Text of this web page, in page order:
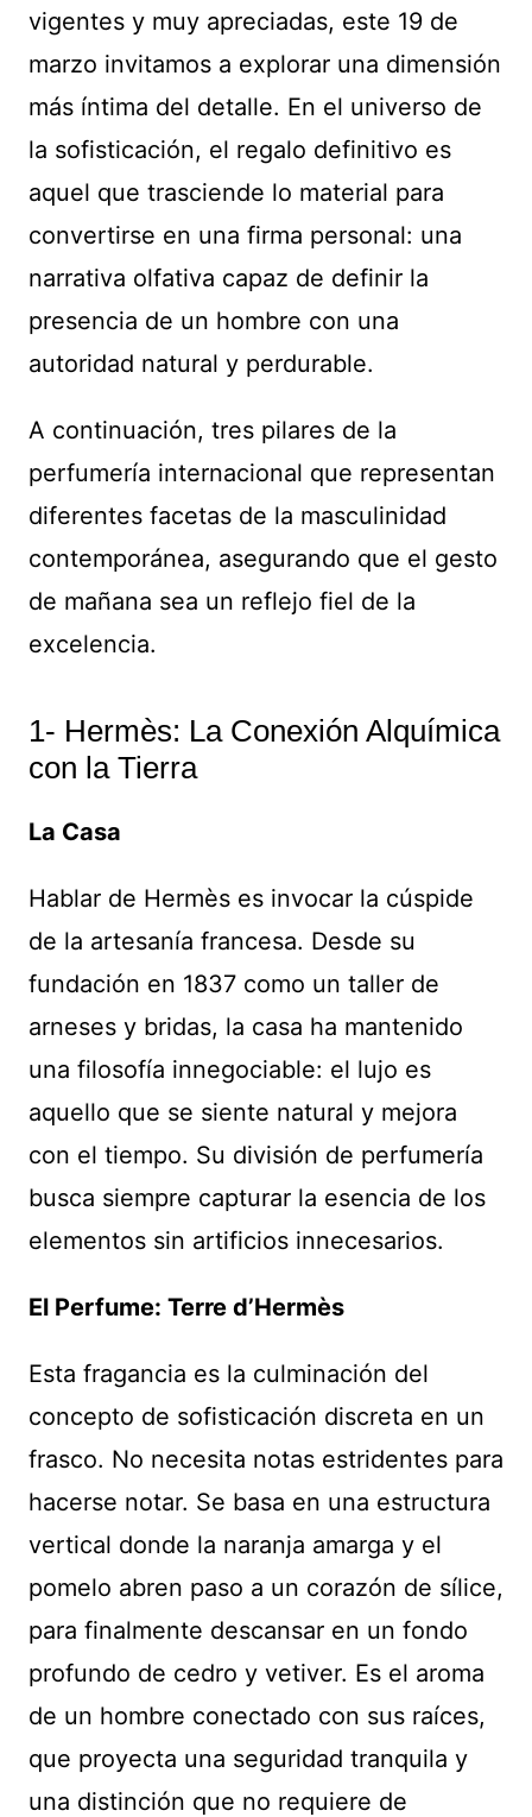
vigentes y muy apreciadas, este 19 de
marzo invitamos a explorar una dimensión
más íntima del detalle. En el universo de
la sofisticación, el regalo definitivo es
aquel que trasciende lo material para
convertirse en una firma personal: una
narrativa olfativa capaz de definir la
presencia de un hombre con una
autoridad natural y perdurable.
A continuación, tres pilares de la
perfumería internacional que representan
diferentes facetas de la masculinidad
contemporánea, asegurando que el gesto
de mañana sea un reflejo fiel de la
excelencia.
1- Hermès: La Conexión Alquímica
con la Tierra
La Casa
Hablar de Hermès es invocar la cúspide
de la artesanía francesa. Desde su
fundación en 1837 como un taller de
arneses y bridas, la casa ha mantenido
una filosofía innegociable: el lujo es
aquello que se siente natural y mejora
con el tiempo. Su división de perfumería
busca siempre capturar la esencia de los
elementos sin artificios innecesarios.
El Perfume: Terre d’Hermès
Esta fragancia es la culminación del
concepto de sofisticación discreta en un
frasco. No necesita notas estridentes para
hacerse notar. Se basa en una estructura
vertical donde la naranja amarga y el
pomelo abren paso a un corazón de sílice,
para finalmente descansar en un fondo
profundo de cedro y vetiver. Es el aroma
de un hombre conectado con sus raíces,
que proyecta una seguridad tranquila y
una distinción que no requiere de